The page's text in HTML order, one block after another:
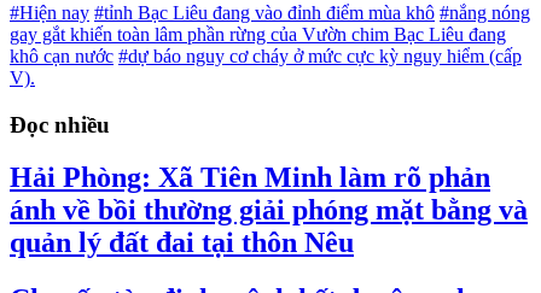
#Hiện nay #tỉnh Bạc Liêu đang vào đỉnh điểm mùa khô #nắng nóng
gay gắt khiến toàn lâm phần rừng của Vườn chim Bạc Liêu đang
khô cạn nước #dự báo nguy cơ cháy ở mức cực kỳ nguy hiểm (cấp
V).
Đọc nhiều
Hải Phòng: Xã Tiên Minh làm rõ phản
ánh về bồi thường giải phóng mặt bằng và
quản lý đất đai tại thôn Nêu